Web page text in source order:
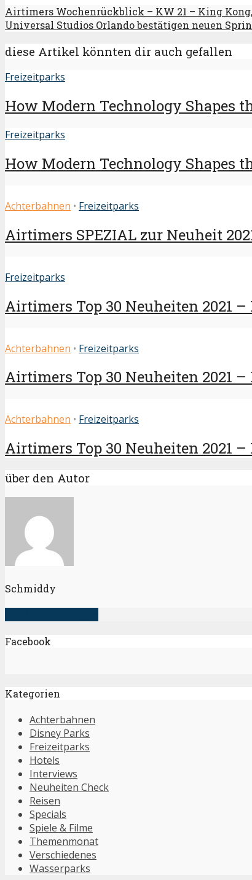
Airtimers Wochenrückblick – KW 21 – King
Universal Studios Orlando bestätigen neuen
diese Artikel könnten dir auch gefallen
Freizeitparks
How Modern Technology Shapes
Freizeitparks
How Modern Technology Shapes
Achterbahnen • Freizeitparks
Airtimers SPEZIAL zur Neuheit
Freizeitparks
Airtimers Top 30 Neuheiten 2021 –
Achterbahnen • Freizeitparks
Airtimers Top 30 Neuheiten 2021 –
Achterbahnen • Freizeitparks
Airtimers Top 30 Neuheiten 2021 –
über den Autor
Schmiddy
Facebook
Kategorien
Achterbahnen
Disney Parks
Freizeitparks
Hotels
Interviews
Neuheiten Check
Reisen
Specials
Spiele & Filme
Themenmonat
Verschiedenes
Wasserparks